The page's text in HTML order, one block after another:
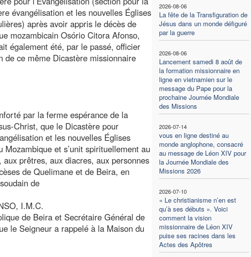
2026-08-06
La fête de la Transfiguration de
Jésus dans un monde défiguré
par la guerre
2026-08-06
Lancement samedi 8 août de
la formation missionnaire en
ligne en vietnamien sur le
message du Pape pour la
prochaine Journée Mondiale
des Missions
2026-07-14
vous en ligne destiné au
monde anglophone, consacré
au message de Léon XIV pour
la Journée Mondiale des
Missions 2026
2026-07-10
« Le christianisme n’en est
qu’à ses débuts ». Voici
comment la vision
missionnaire de Léon XIV
puise ses racines dans les
Actes des Apôtres
évangélisation et les nouvelles Églises
après avoir appris le décès de
mozambicain Osório Citora Afonso,
également été, par le passé, officier
de ce même Dicastère missionnaire
par la ferme espérance de la
Christ, que le Dicastère pour
et les nouvelles Églises
Mozambique et s’unit spirituellement au
prêtres, aux diacres, aux personnes
de Quelimane et de Beira, en
de
I.M.C.
de Beira et Secrétaire Général de
le Seigneur a rappelé à la Maison du